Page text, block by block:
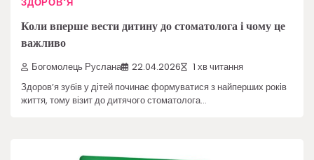
Коли вперше вести дитину до стоматолога і чому це
важливо
Богомолець Руслана 22.04.2026 1 хв читання
Здоров’я зубів у дітей починає формуватися з найперших років
життя, тому візит до дитячого стоматолога…